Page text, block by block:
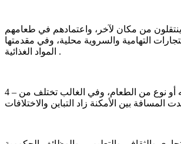
ينتقلون من مكان لآخر، واعتمادهم في طعامهم
التهامية والسروية محلية، وفي مقدمتها
المواد الغذائية .
4 – اتضح لي أن كل نوع من الشراب والطعام له طرق للإعداد من بداية جلب مواده الأولية إلى تقديمه للأكل بصورة نهائية. وهناك فنون وألفاظ ومصطلحات لكل وجبه أو نوع من الطعام، وفي الغالب تختلف من